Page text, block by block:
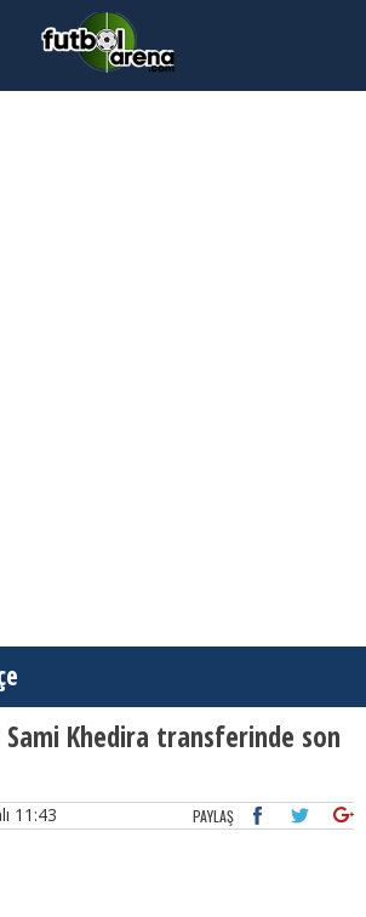
Khedira transferinde son
11:43 PAYLAŞ